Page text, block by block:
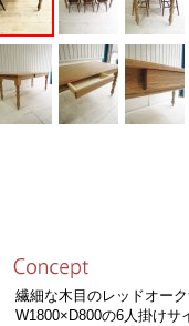
繊細な木目のレッドオーク
W1800×D800の6人掛けサ